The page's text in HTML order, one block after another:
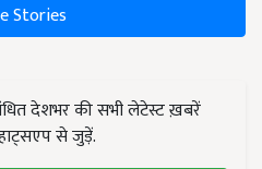
Stories
देशभर की सभी लेटेस्ट ख़बरें
से जुड़ें.